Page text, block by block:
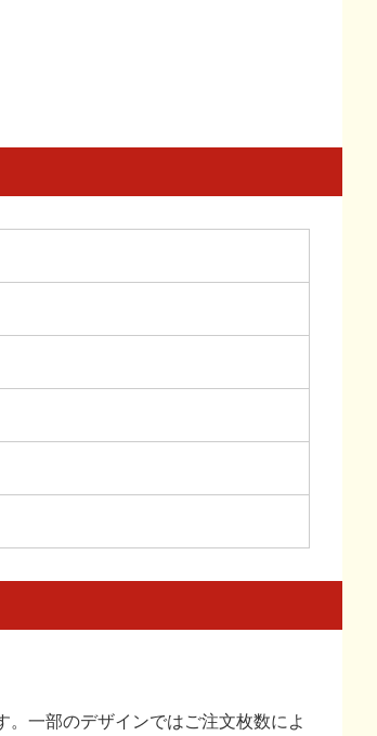
一部のデザインではご注文枚数によ